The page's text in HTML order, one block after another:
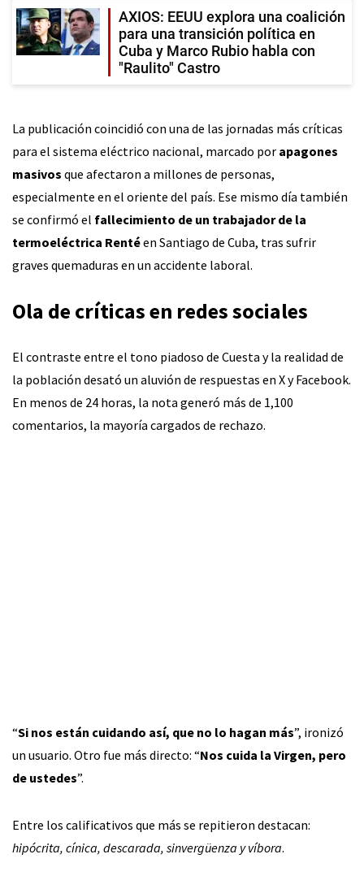
AXIOS: EEUU explora una coalición
para una transición política en
Cuba y Marco Rubio habla con
"Raulito" Castro
La publicación coincidió con una de las jornadas más críticas
para el sistema eléctrico nacional, marcado por apagones
masivos que afectaron a millones de personas,
especialmente en el oriente del país. Ese mismo día también
se confirmó el fallecimiento de un trabajador de la
termoeléctrica Rentéen Santiago de Cuba, tras sufrir
graves quemaduras en un accidente laboral.
Ola de críticas en redes sociales
El contraste entre el tono piadoso de Cuesta y la realidad de
la población desató un aluvión de respuestas en X y Facebook.
En menos de 24 horas, la nota generó más de 1,100
comentarios, la mayoría cargados de rechazo.
“Si nos están cuidando así, que no lo hagan más”, ironizó
un usuario. Otro fue más directo: “Nos cuida la Virgen, pero
de ustedes”.
Entre los calificativos que más se repitieron destacan:
hipócrita, cínica, descarada, sinvergüenza y víbora.